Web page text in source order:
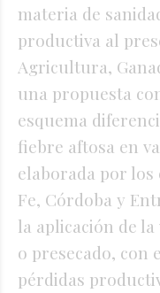
materia de
productiva al
Agricultura,
una propuesta
esquema
fiebre aftosa en
elaborada por los
Fe, Córdoba y
la aplicación de
o presecado, con
pérdidas